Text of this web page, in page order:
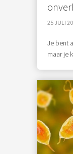
25 JULI
Je bent
maar je